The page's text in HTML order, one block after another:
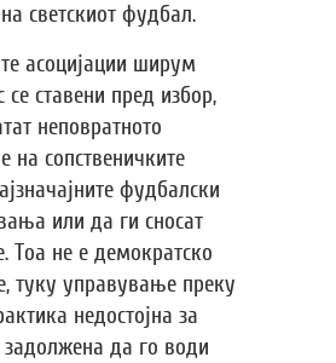
светскиот фудбал.
асоцијации ширум
се ставени пред избор,
неповратното
на сопственичките
фудбалски
или да ги сносат
Тоа не е демократско
туку управување преку
недостојна за
задолжена да го води